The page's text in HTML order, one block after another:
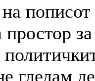
простор
гледам